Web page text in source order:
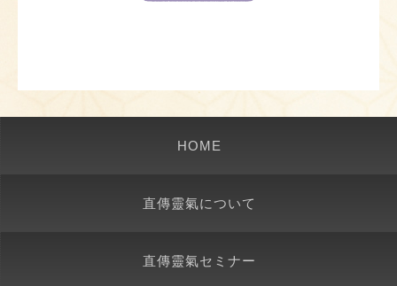
HOME
直傳靈氣について
直傳靈氣セミナー